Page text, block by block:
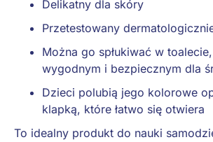
Delikatny dla skóry
Przetestowany
Można go spłukiwać w
wygodnym i bezpiecznym dla
Dzieci polubią jego kolorowe
klapką, które łatwo się otwiera
To idealny produkt do nauki